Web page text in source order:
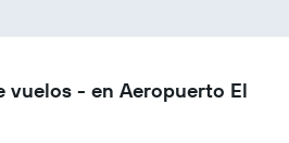
vuelos - en Aeropuerto El